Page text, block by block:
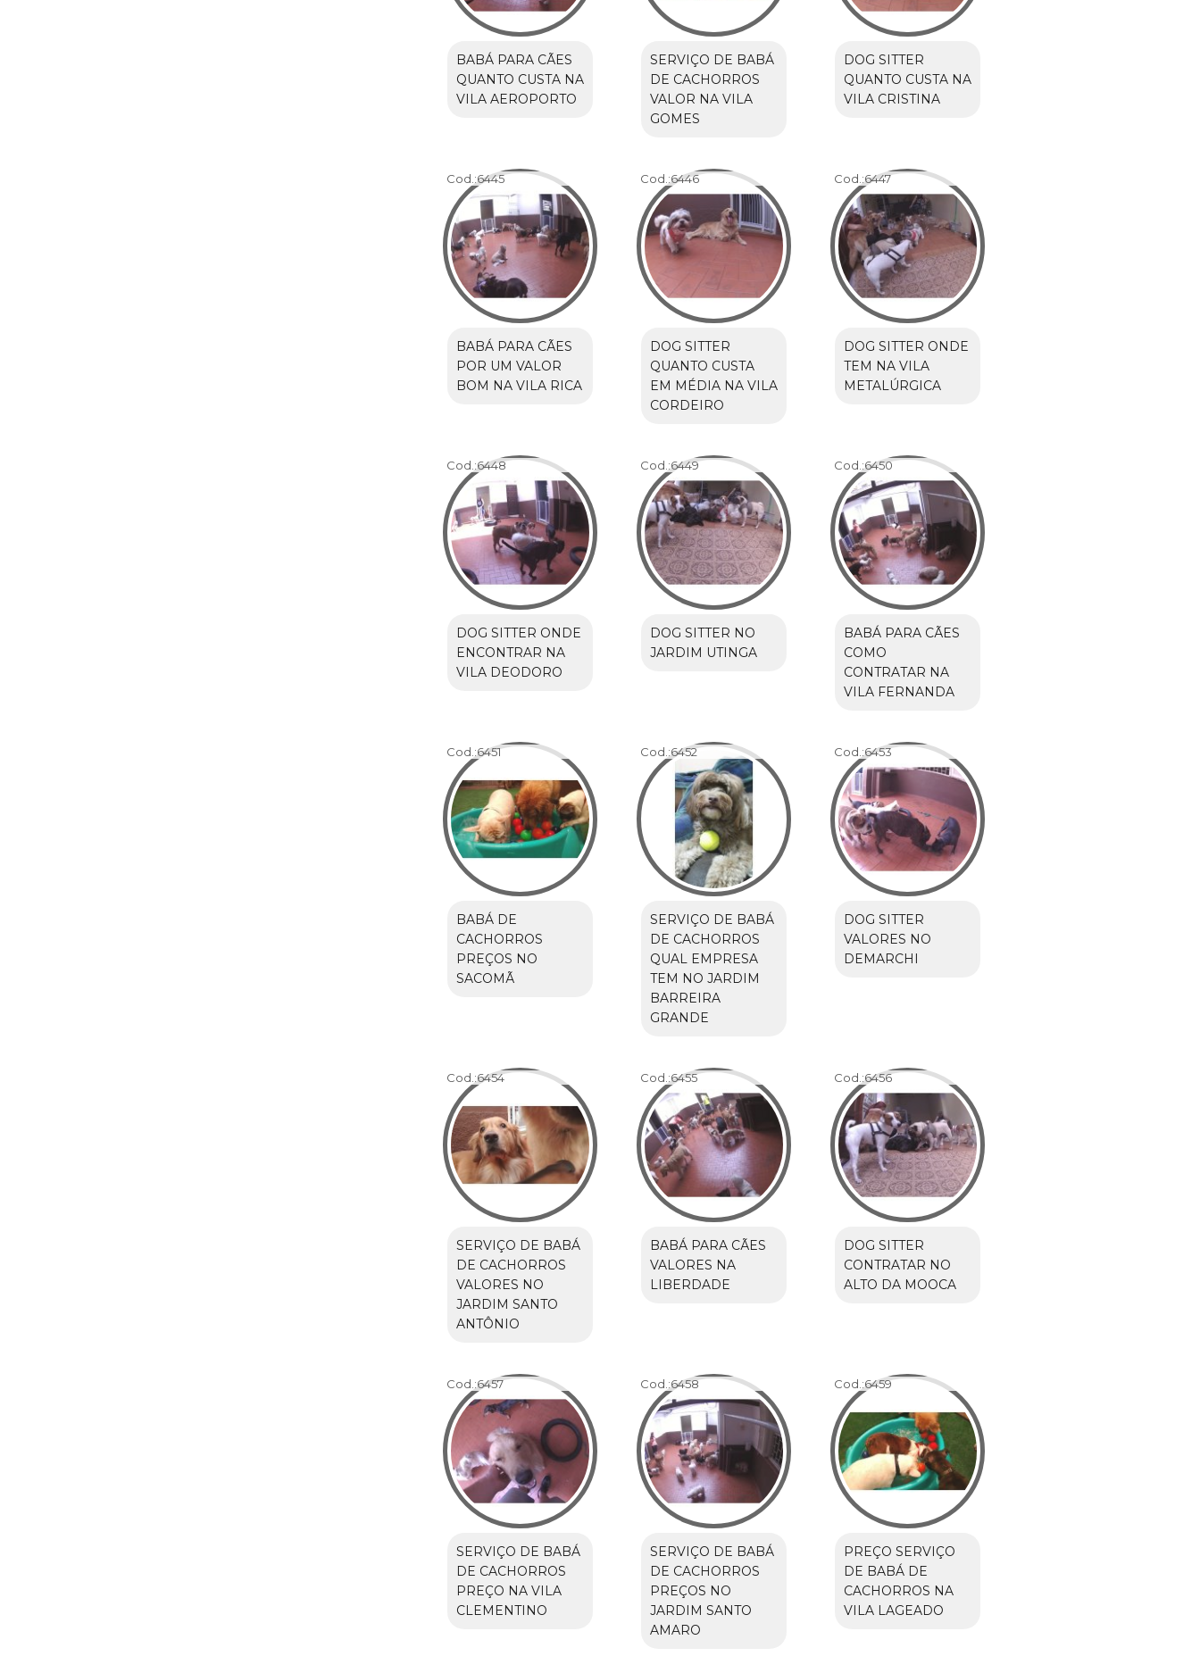
BABÁ PARA CÃES
QUANTO CUSTA NA
VILA AEROPORTO
SERVIÇO DE BABÁ
DE CACHORROS
VALOR NA VILA
GOMES
DOG SITTER
QUANTO CUSTA NA
VILA CRISTINA
Cod.:6445
BABÁ PARA CÃES
POR UM VALOR
BOM NA VILA RICA
Cod.:6446
DOG SITTER
QUANTO CUSTA
EM MÉDIA NA VILA
CORDEIRO
Cod.:6447
DOG SITTER ONDE
TEM NA VILA
METALÚRGICA
Cod.:6448
DOG SITTER ONDE
ENCONTRAR NA
VILA DEODORO
Cod.:6449
DOG SITTER NO
JARDIM UTINGA
Cod.:6450
BABÁ PARA CÃES
COMO
CONTRATAR NA
VILA FERNANDA
Cod.:6451
BABÁ DE
CACHORROS
PREÇOS NO
SACOMÃ
Cod.:6452
SERVIÇO DE BABÁ
DE CACHORROS
QUAL EMPRESA
TEM NO JARDIM
BARREIRA
GRANDE
Cod.:6453
DOG SITTER
VALORES NO
DEMARCHI
Cod.:6454
SERVIÇO DE BABÁ
DE CACHORROS
VALORES NO
JARDIM SANTO
ANTÔNIO
Cod.:6455
BABÁ PARA CÃES
VALORES NA
LIBERDADE
Cod.:6456
DOG SITTER
CONTRATAR NO
ALTO DA MOOCA
Cod.:6457
SERVIÇO DE BABÁ
DE CACHORROS
PREÇO NA VILA
CLEMENTINO
Cod.:6458
SERVIÇO DE BABÁ
DE CACHORROS
PREÇOS NO
JARDIM SANTO
AMARO
Cod.:6459
PREÇO SERVIÇO
DE BABÁ DE
CACHORROS NA
VILA LAGEADO